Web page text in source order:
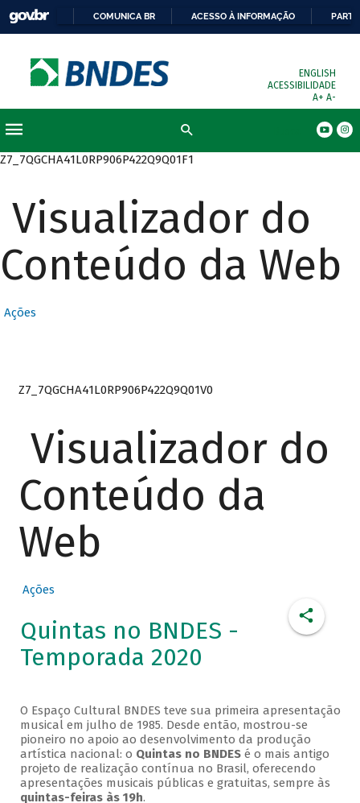
COMUNICA BR ACESSO À INFORMAÇÃO
ENGLISH
ACESSIBILIDADE
A+ A-
Z7_7QGCHA41L0RP906P422Q9Q01F1
Visualizador do
Conteúdo da Web
Ações
Z7_7QGCHA41L0RP906P422Q9Q01V0
Visualizador do
Conteúdo da
Web
Ações
Quintas no BNDES -
Temporada 2020
O Espaço Cultural BNDES teve sua primeira apresentação
musical em julho de 1985. Desde então, mostrou-se
pioneiro no apoio ao desenvolvimento da produção
artística nacional: o Quintas no BNDESé o mais antigo
projeto de realização contínua no Brasil, oferecendo
apresentações musicais públicas e gratuitas, sempre às
quintas-feiras às 19h.